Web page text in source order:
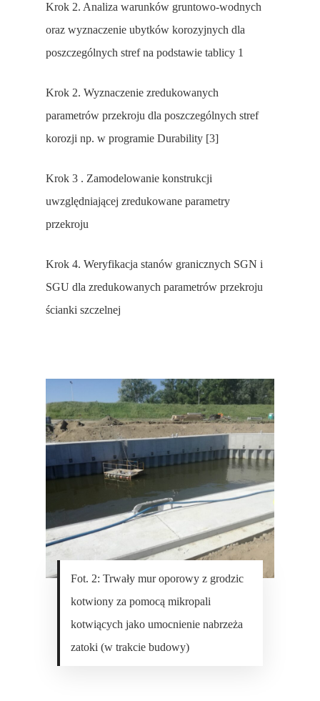
Krok 2. Analiza warunków gruntowo-wodnych
oraz wyznaczenie ubytków korozyjnych dla
poszczególnych stref na podstawie tablicy 1
Krok 2. Wyznaczenie zredukowanych
parametrów przekroju dla poszczególnych stref
korozji np. w programie Durability [3]
Krok 3 . Zamodelowanie konstrukcji
uwzględniającej zredukowane parametry
przekroju
Krok 4. Weryfikacja stanów granicznych SGN i
SGU dla zredukowanych parametrów przekroju
ścianki szczelnej
Fot. 2: Trwały mur oporowy z grodzic
kotwiony za pomocą mikropali
kotwiących jako umocnienie nabrzeża
zatoki (w trakcie budowy)